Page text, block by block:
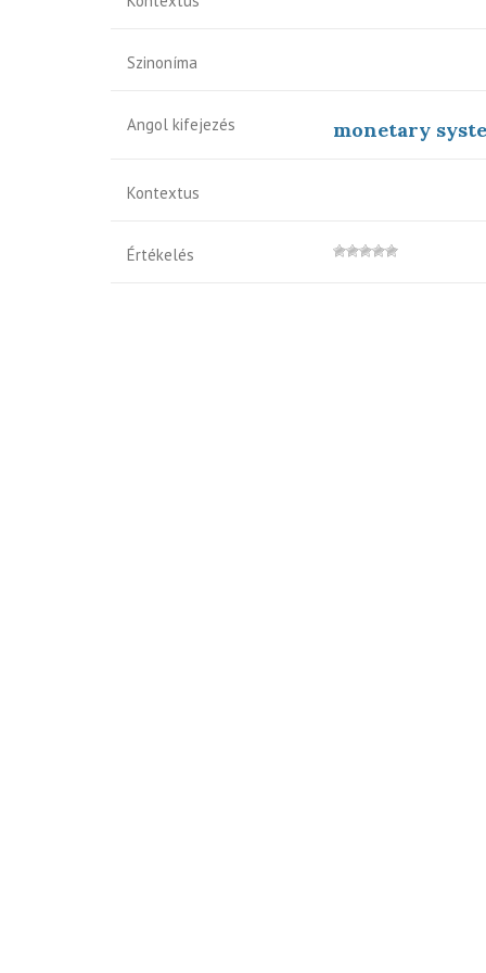
Szinoníma
Angol kifejezés monetary
Kontextus
Értékelés